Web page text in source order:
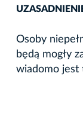
Osoby
będą mogły
wiadomo jest